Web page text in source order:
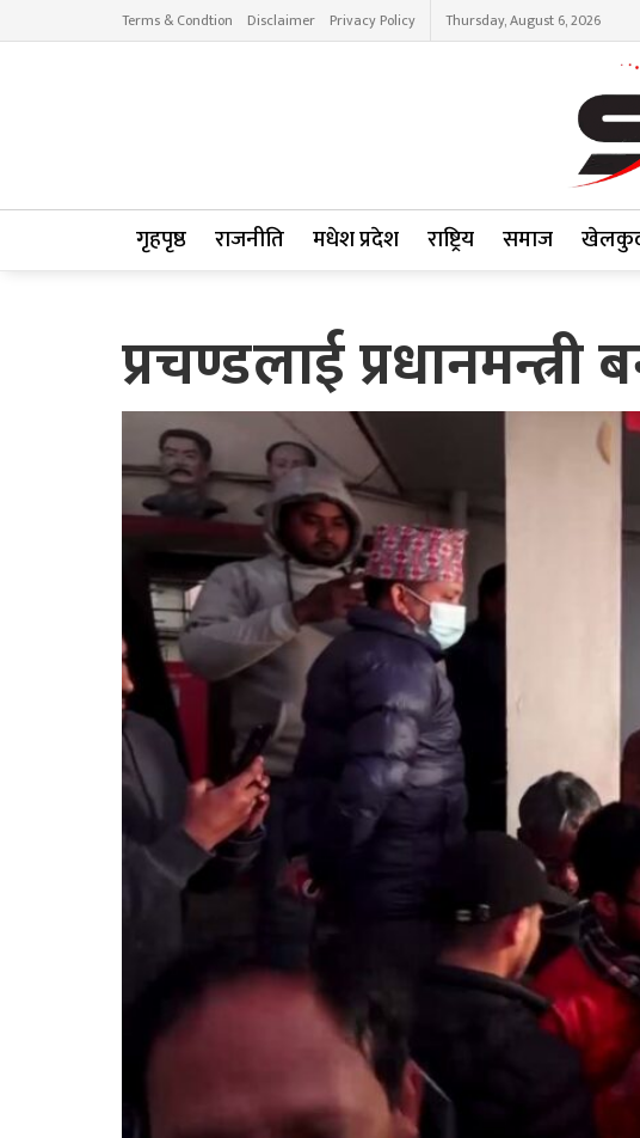
Terms & Condtion Disclaimer Privacy Policy Thursday, August 6, 2026
गृहपृष्ठ राजनीति मधेश प्रदेश राष्ट्रिय समाज
प्रचण्डलाई